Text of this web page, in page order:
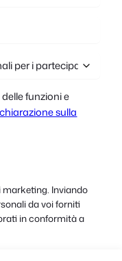
funzioni e
sulla
Inviando
da voi forniti
in conformità a